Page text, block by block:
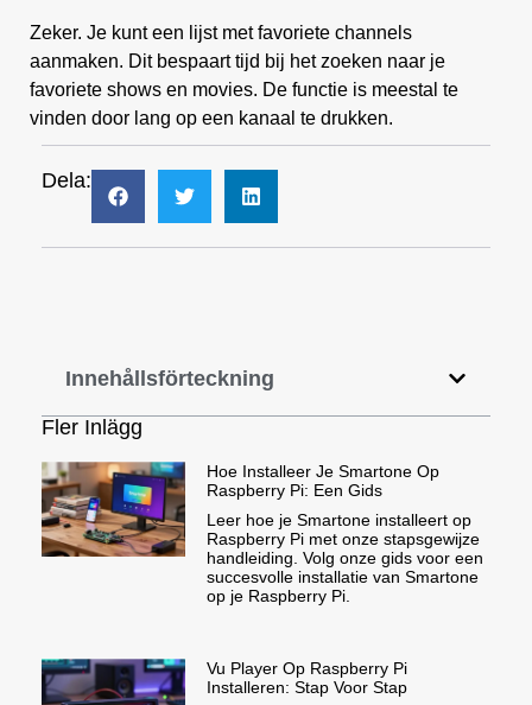
Zeker. Je kunt een lijst met favoriete channels
aanmaken. Dit bespaart tijd bij het zoeken naar je
favoriete shows en movies. De functie is meestal te
vinden door lang op een kanaal te drukken.
Dela:
Innehållsförteckning
Fler Inlägg
Hoe Installeer Je Smartone Op
Raspberry Pi: Een Gids
Leer hoe je Smartone installeert op
Raspberry Pi met onze stapsgewijze
handleiding. Volg onze gids voor een
succesvolle installatie van Smartone
op je Raspberry Pi.
Vu Player Op Raspberry Pi
Installeren: Stap Voor Stap